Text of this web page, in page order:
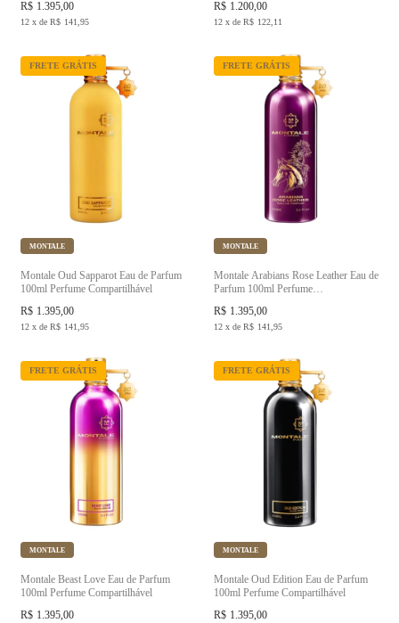
R$ 1.395,00
12 x de R$ 141,95
R$ 1.200,00
12 x de R$ 122,11
FRETE GRÁTIS
MONTALE
Montale Oud Sapparot Eau de Parfum
100ml Perfume Compartilhável
R$ 1.395,00
12 x de R$ 141,95
FRETE GRÁTIS
MONTALE
Montale Arabians Rose Leather Eau de
Parfum 100ml Perfume
R$ 1.395,00
12 x de R$ 141,95
FRETE GRÁTIS
MONTALE
Montale Beast Love Eau de Parfum
100ml Perfume Compartilhável
R$ 1.395,00
FRETE GRÁTIS
MONTALE
Montale Oud Edition Eau de Parfum
100ml Perfume Compartilhável
R$ 1.395,00